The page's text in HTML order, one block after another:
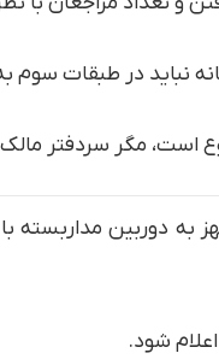
نباید در طبقات سوم
مگر سردفتر مالک
به دوربین
شود.